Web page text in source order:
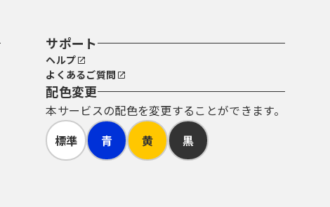
サポート
ヘルプ
よくあるご質問
配色変更
本サービスの配色を変更することができます。
標準
青 黄 黒